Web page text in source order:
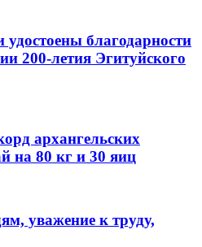
благодарности
200-летия Эгитуйского
архангельских
на 80 кг и 30 яиц
уважение к труду,